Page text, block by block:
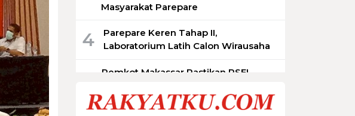
Masyarakat Parepare
4
Parepare Keren Tahap II,
Laboratorium Latih Calon Wirausaha
Pemkot Makassar Pastikan PSEL
Dimatangkan